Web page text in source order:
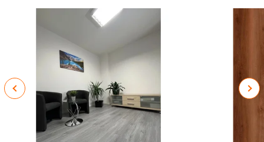
Previous Next